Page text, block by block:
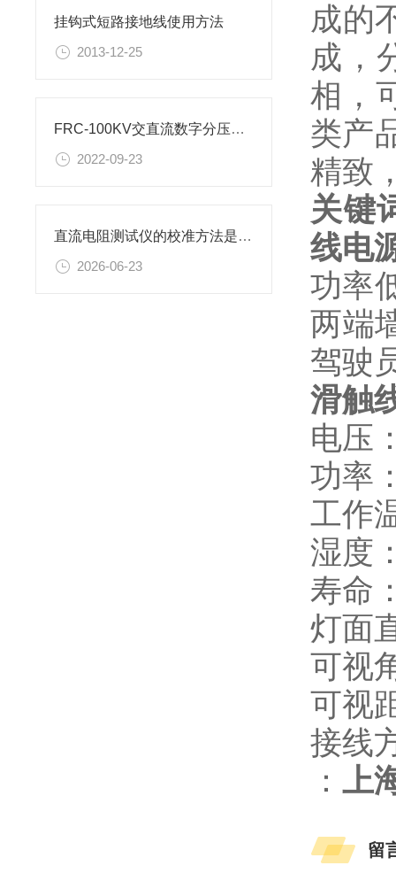
挂钩式短路接地线使用方法
2013-12-25
FRC-100KV交直流数字分压器的使用方法及注意事项
2022-09-23
直流电阻测试仪的校准方法是什么？
2026-06-23
成的
成，
相，
类产
精致
关键
线电
功率
两端
驾驶
滑触
电压
功率
工作
湿度
寿命
灯面
可视
可视
接线
：上
留